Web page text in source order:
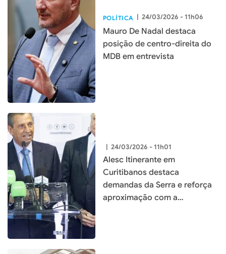
POLÍTICA | 24/03/2026 - 11h06
Mauro De Nadal destaca
posição de centro-direita do
MDB em entrevista
| 24/03/2026 - 11h01
Alesc Itinerante em
Curitibanos destaca
demandas da Serra e reforça
aproximação com a